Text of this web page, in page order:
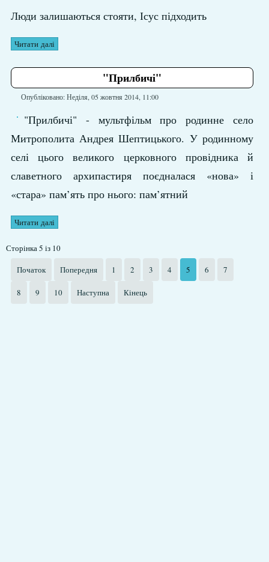
Люди залишаються стояти, Ісус підходить
Читати далі
"Прилбичі"
Опубліковано: Неділя, 05 жовтня 2014, 11:00
"Прилбичі" - мультфільм про родинне село
Митрополита Андрея Шептицького. У родинному
селі цього великого церковного провідника й
славетного архипастиря поєдналася «нова» і
«стара» пам’ять про нього: пам’ятний
Читати далі
Сторінка 5 із 10
Початок
Попередня 1 2 3 4 5 6 7
8 9 10 Наступна Кінець